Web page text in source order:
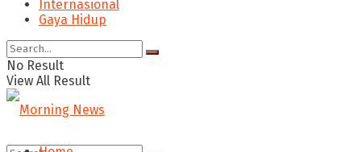
Internasional
Gaya Hidup
No Result
View All Result